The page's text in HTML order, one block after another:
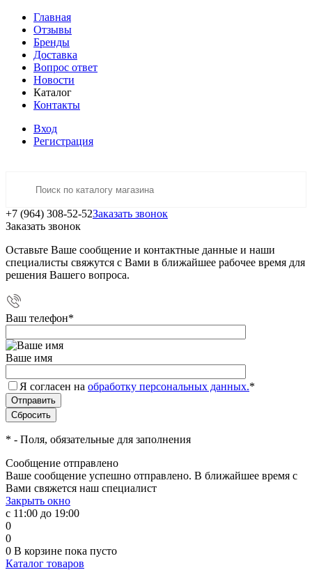
Главная
Отзывы
Бренды
Доставка
Вопрос ответ
Новости
Каталог
Контакты
Вход
Регистрация
+7 (964) 308-52-52Заказать звонок
Заказать звонок
Оставьте Ваше сообщение и контактные данные и наши
специалисты свяжутся с Вами в ближайшее рабочее время для
решения Вашего вопроса.
Ваш телефон*
Ваше имя
Я согласен на обработку персональных данных.*
* - Поля, обязательные для заполнения
Сообщение отправлено
Ваше сообщение успешно отправлено. В ближайшее время с
Вами свяжется наш специалист
Закрыть окно
с 11:00 до 19:00
0
0
0 В корзине пока пусто
Каталог товаров